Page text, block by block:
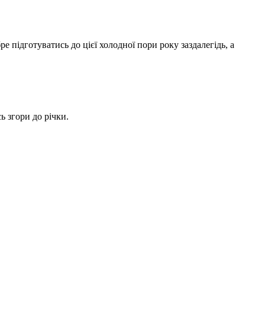
до цієї холодної пори року заздалегідь, а
згори до річки.